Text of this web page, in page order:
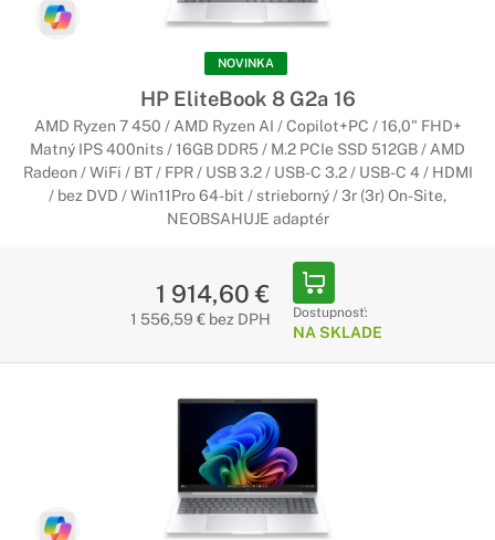
NOVINKA
HP EliteBook 8 G2a 16
AMD Ryzen 7 450 / AMD Ryzen AI / Copilot+PC / 16,0" FHD+
Matný IPS 400nits / 16GB DDR5 / M.2 PCIe SSD 512GB / AMD
Radeon / WiFi / BT / FPR / USB 3.2 / USB-C 3.2 / USB-C 4 / HDMI
/ bez DVD / Win11Pro 64-bit / strieborný / 3r (3r) On-Site,
NEOBSAHUJE adaptér
1 914,60 €
1 556,59 € bez DPH Dostupnosť:
NA SKLADE